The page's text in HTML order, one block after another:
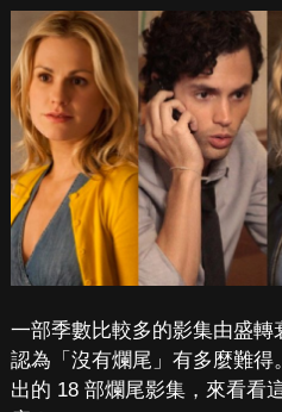
一部季數比較多的影集由盛
認為「沒有爛尾」有多麼難得
出的 18 部爛尾影集，來看看